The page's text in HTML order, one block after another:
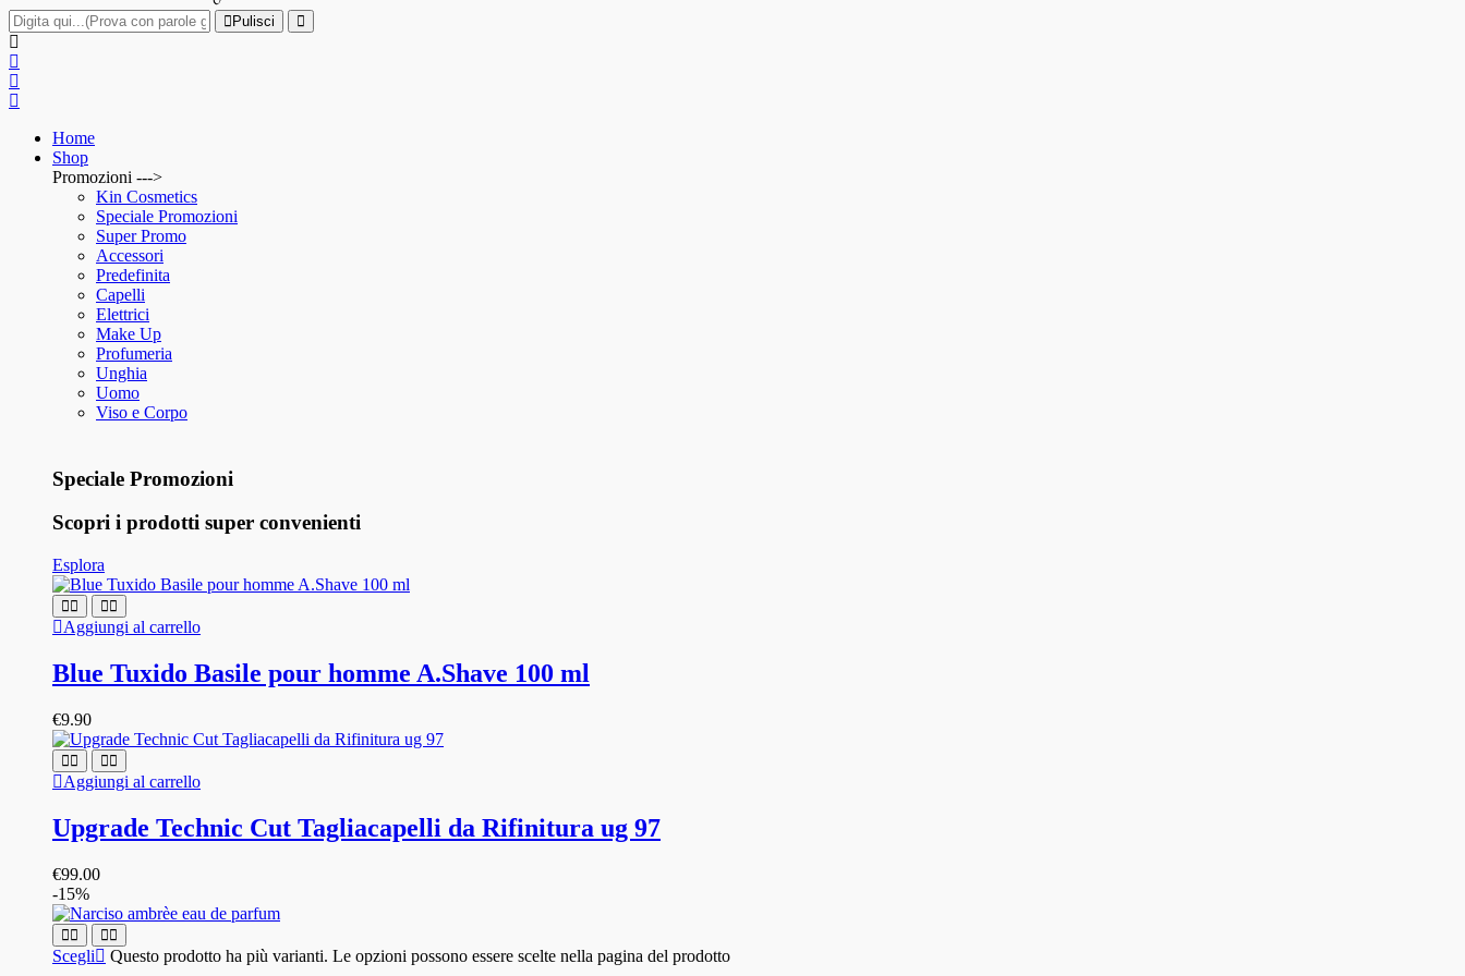
Pulisci
Home
Shop
Promozioni --->
Kin Cosmetics
Speciale Promozioni
Super Promo
Accessori
Predefinita
Capelli
Elettrici
Make Up
Profumeria
Unghia
Uomo
Viso e Corpo
Speciale Promozioni
Scopri i prodotti super convenienti
Esplora
Aggiungi al carrello
Blue Tuxido Basile pour homme A.Shave 100 ml
€9.90
Aggiungi al carrello
Upgrade Technic Cut Tagliacapelli da Rifinitura ug 97
€99.00
-15%
Scegli Questo prodotto ha più varianti. Le opzioni possono essere scelte nella pagina del prodotto